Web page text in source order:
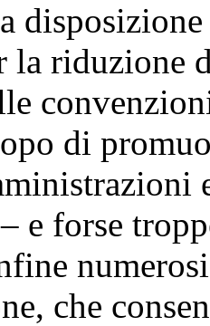
la riduzione
di
e forse
che